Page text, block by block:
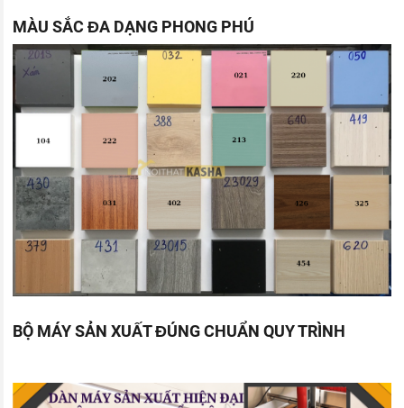
MÀU SẮC ĐA DẠNG PHONG PHÚ
BỘ MÁY SẢN XUẤT ĐÚNG CHUẨN QUY TRÌNH